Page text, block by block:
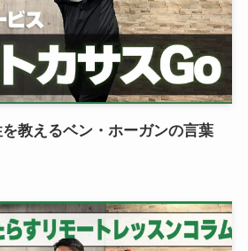
教えるベン・ホーガンの言葉